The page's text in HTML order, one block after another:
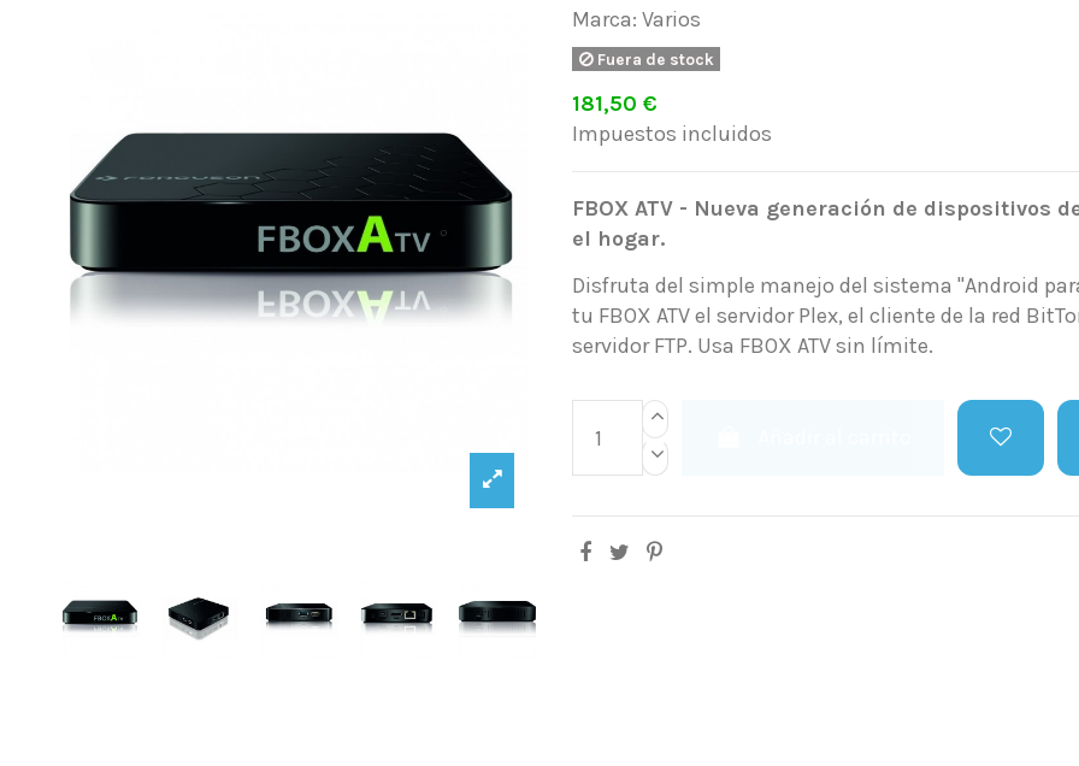
Marca: Varios
Fuera de stock
181,50 €
Impuestos incluidos
FBOX ATV - Nueva generación de dispositivos
el hogar.
Disfruta del simple manejo del sistema "Android
tu FBOX ATV el servidor Plex, el cliente de la red
servidor FTP. Usa FBOX ATV sin límite.